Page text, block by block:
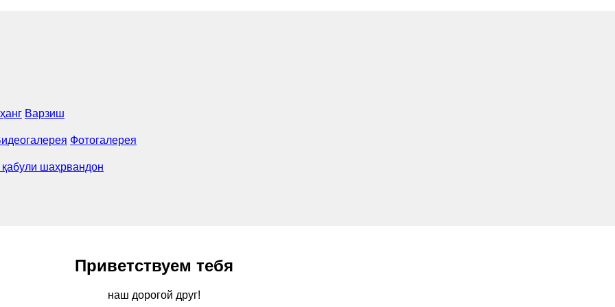
Варзиш
Фотогалерея
қабули шаҳрвандон
Приветствуем тебя
наш дорогой друг!